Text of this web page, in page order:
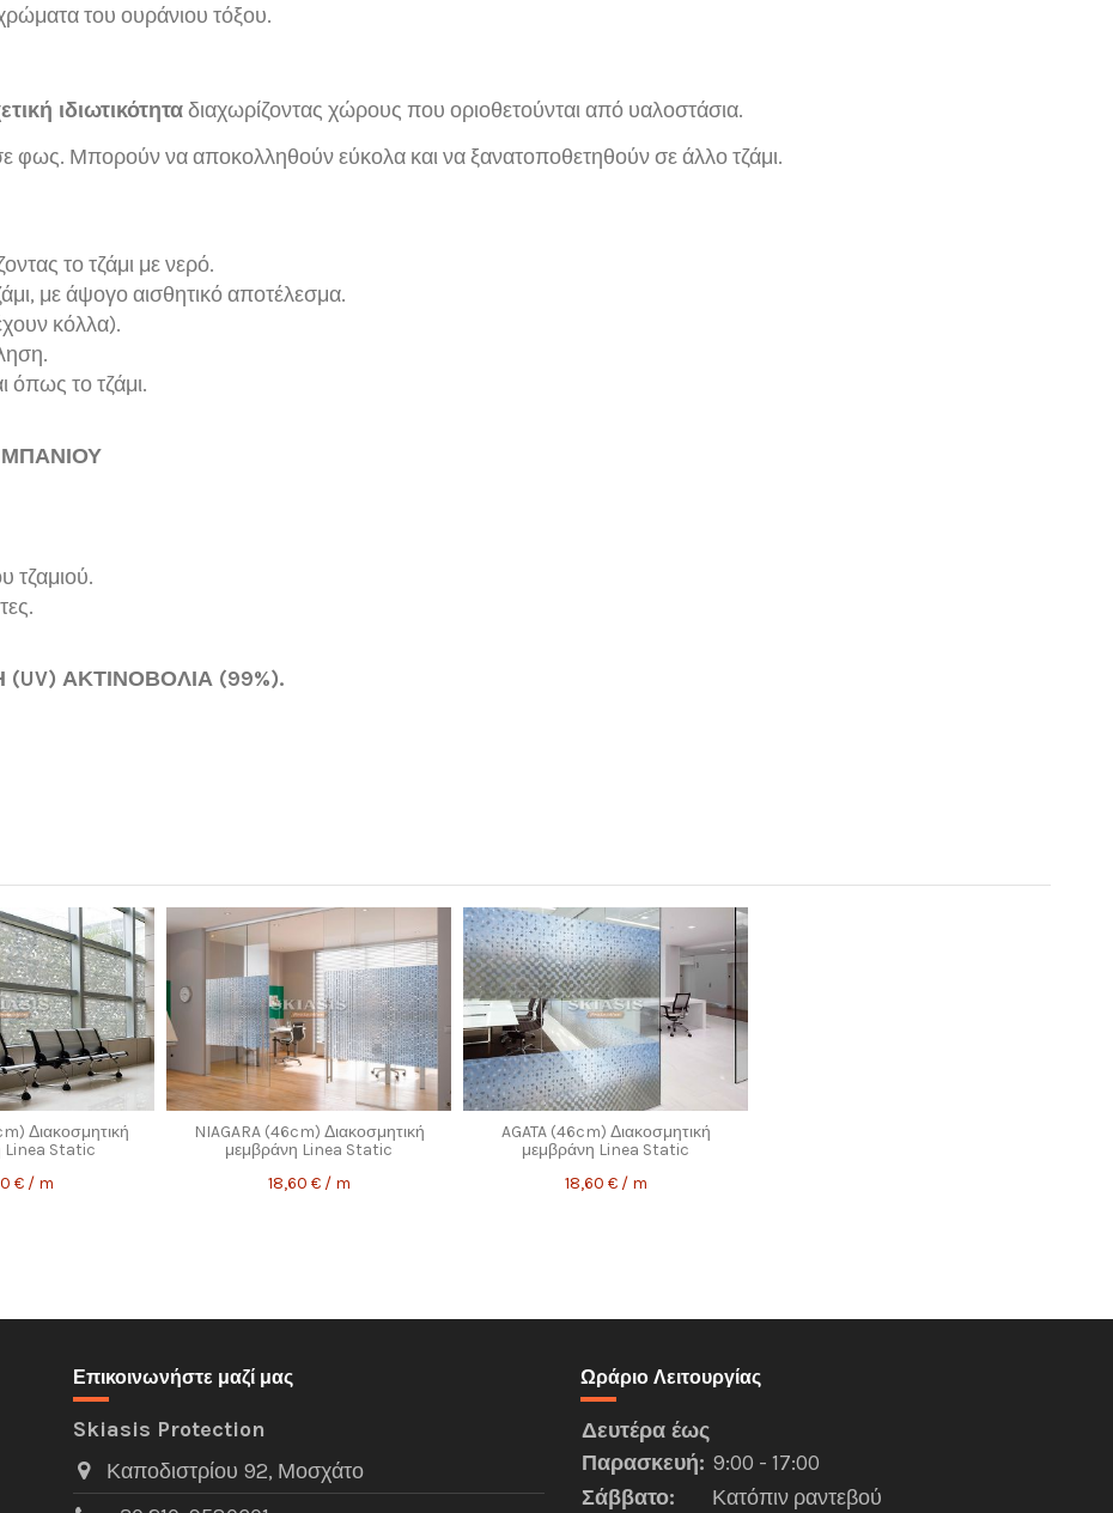
του ουράνιου τόξου.
ιδιωτικότηταδιαχωρίζοντας χώρους που οριοθετούνται από υαλοστάσια.
φως. Μπορούν να αποκολληθούν εύκολα και να ξανατοποθετηθούν σε άλλο τζάμι.
το τζάμι με νερό.
με άψογο αισθητικό αποτέλεσμα.
κόλλα).
όπως το τζάμι.
ΜΠΑΝΙΟΥ
τζαμιού.
ΑΚΤΙΝΟΒΟΛΙΑ (99%).
Ανάγλυφα
Διακοσμητική
Linea Static
€ / m
NIAGARA (46cm) Διακοσμητική
μεμβράνη Linea Static
18,60 € / m
AGATA (46cm) Διακοσμητική
μεμβράνη Linea Static
18,60 € / m
Επικοινωνήστε μαζί μας
Skiasis Protection
Καποδιστρίου 92, Μοσχάτο
Ωράριο Λειτουργίας
Δευτέρα έως
Παρασκευή: 9:00 - 17:00
Σάββατο:
Κατόπιν ραντεβού